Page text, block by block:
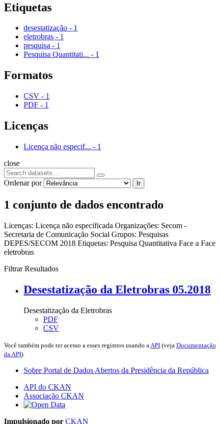
Etiquetas
desestatização - 1
eletrobras - 1
pesquisa - 1
Pesquisa Quantitati... - 1
Formatos
CSV - 1
PDF - 1
Licenças
Licença não especif... - 1
close
Ordenar por Ir
1 conjunto de dados encontrado
Licenças: Licença não especificada Organizações: Secom -
Secretaria de Comunicação Social Grupos: Pesquisas
DEPES/SECOM 2018 Etiquetas: Pesquisa Quantitativa Face a Face
eletrobras
Filtrar Resultados
Desestatização da Eletrobras 05.2018
Desestatização da Eletrobras
PDF
CSV
Você também pode ter acesso a esses registros usando a API (veja Documentação
da API).
Sobre Portal de Dados Abertos da Presidência da República
API do CKAN
Associação CKAN
Impulsionado por CKAN